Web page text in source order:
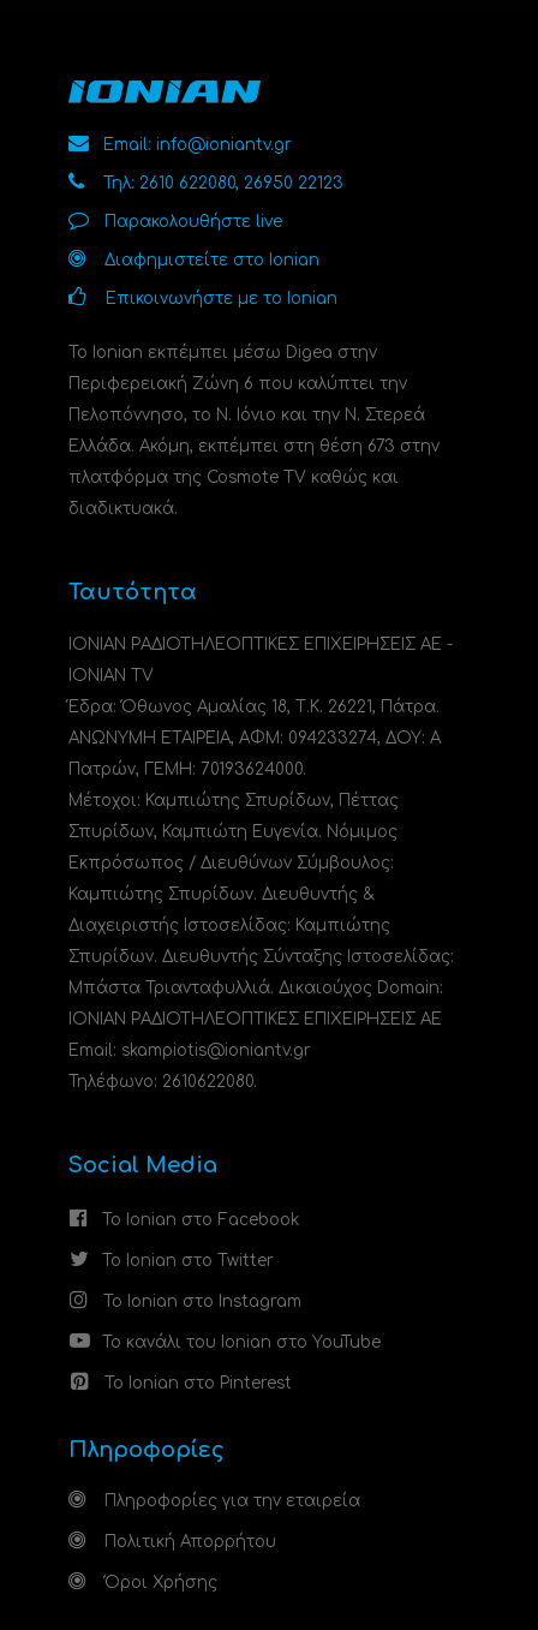
Email: info@ioniantv.gr
Τηλ: 2610 622080, 26950 22123
Παρακολουθήστε live
Διαφημιστείτε στο Ionian
Επικοινωνήστε με το Ionian
Το Ionian εκπέμπει μέσω Digea στην
Περιφερειακή Ζώνη 6 που καλύπτει την
Πελοπόννησο, το N. Ιόνιο και την Ν. Στερεά
Ελλάδα. Ακόμη, εκπέμπει στη θέση 673 στην
πλατφόρμα της Cosmote TV καθώς και
διαδικτυακά.
Ταυτότητα
ΙΟΝΙΑΝ ΡΑΔΙΟΤΗΛΕΟΠΤΙΚΕΣ ΕΠΙΧΕΙΡΗΣΕΙΣ ΑΕ -
IONIAN TV
Έδρα: Όθωνος Αμαλίας 18, Τ.Κ. 26221, Πάτρα.
ΑΝΩΝΥΜΗ ΕΤΑΙΡΕΙΑ, ΑΦΜ: 094233274, ΔΟΥ: A
Πατρών, ΓΕΜΗ: 70193624000.
Μέτοχοι: Καμπιώτης Σπυρίδων, Πέττας
Σπυρίδων, Καμπιώτη Ευγενία. Νόμιμος
Εκπρόσωπος / Διευθύνων Σύμβουλος:
Καμπιώτης Σπυρίδων. Διευθυντής &
Διαχειριστής Ιστοσελίδας: Καμπιώτης
Σπυρίδων. Διευθυντής Σύνταξης Ιστοσελίδας:
Μπάστα Τριανταφυλλιά. Δικαιούχος Domain:
ΙΟΝΙΑΝ ΡΑΔΙΟΤΗΛΕΟΠΤΙΚΕΣ ΕΠΙΧΕΙΡΗΣΕΙΣ ΑΕ
Email: skampiotis@ioniantv.gr
Τηλέφωνο: 2610622080.
Social Media
Το Ionian στο Facebook
Το Ionian στο Twitter
Το Ionian στο Instagram
Το κανάλι του Ionian στο YouTube
Το Ionian στο Pinterest
Πληροφορίες
Πληροφορίες για την εταιρεία
Πολιτική Απορρήτου
Όροι Χρήσης